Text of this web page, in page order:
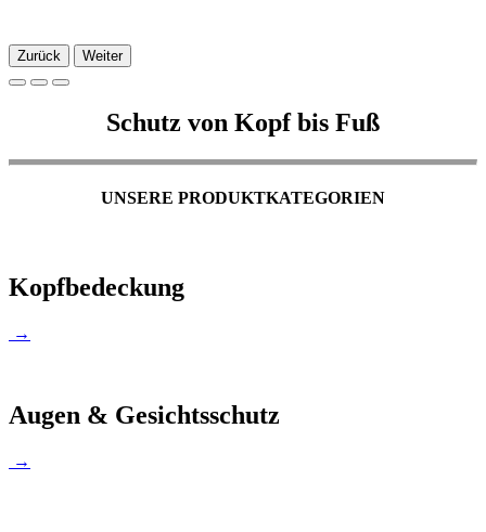
Zurück Weiter
Schutz von Kopf bis Fuß
UNSERE PRODUKTKATEGORIEN
Kopfbedeckung
→
Augen & Gesichtsschutz
→